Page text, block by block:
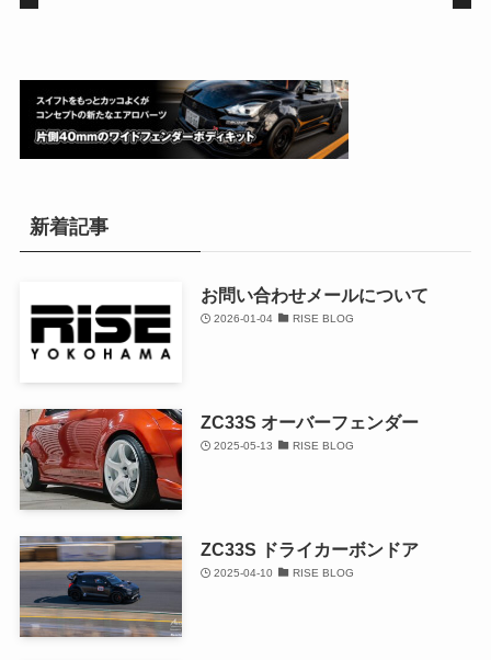
新着記事
お問い合わせメールについて
2026-01-04 RISE BLOG
ZC33S オーバーフェンダー
2025-05-13 RISE BLOG
ZC33S ドライカーボンドア
2025-04-10 RISE BLOG